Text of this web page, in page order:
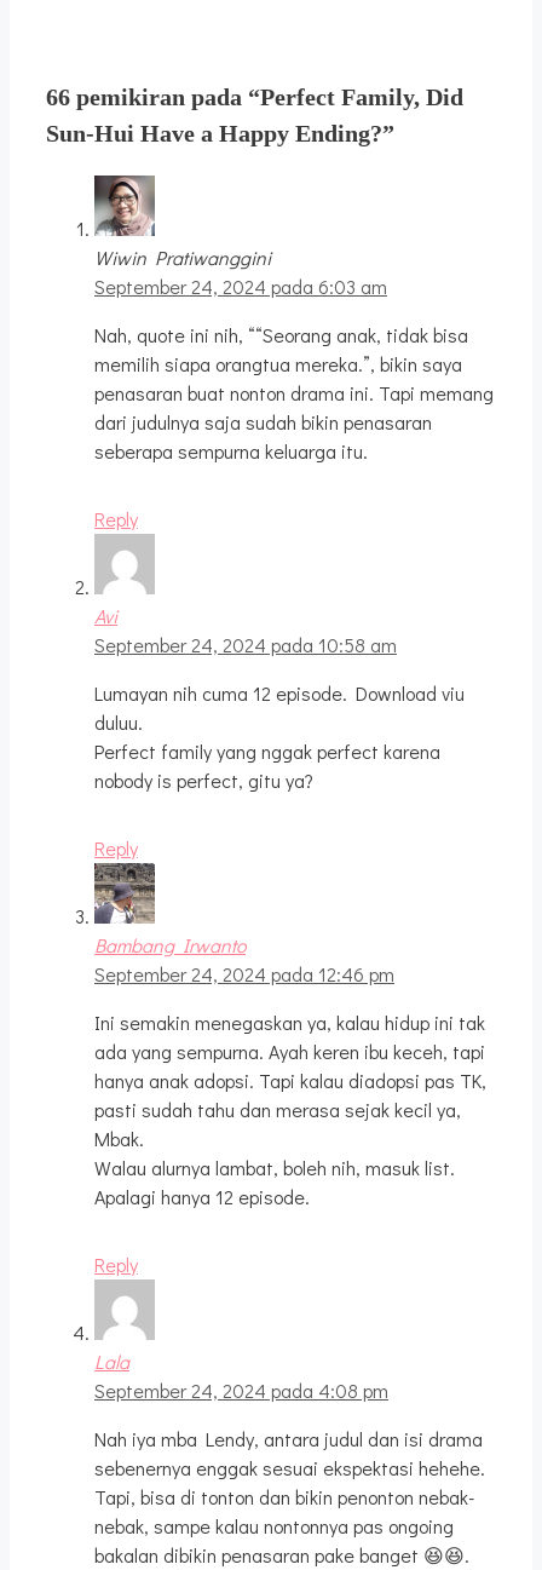
66 pemikiran pada “Perfect Family, Did
Sun-Hui Have a Happy Ending?”
Wiwin Pratiwanggini
September 24, 2024 pada 6:03 am
Nah, quote ini nih, ““Seorang anak, tidak bisa
memilih siapa orangtua mereka.”, bikin saya
penasaran buat nonton drama ini. Tapi memang
dari judulnya saja sudah bikin penasaran
seberapa sempurna keluarga itu.
Reply
Avi
September 24, 2024 pada 10:58 am
Lumayan nih cuma 12 episode. Download viu
duluu.
Perfect family yang nggak perfect karena
nobody is perfect, gitu ya?
Reply
Bambang Irwanto
September 24, 2024 pada 12:46 pm
Ini semakin menegaskan ya, kalau hidup ini tak
ada yang sempurna. Ayah keren ibu keceh, tapi
hanya anak adopsi. Tapi kalau diadopsi pas TK,
pasti sudah tahu dan merasa sejak kecil ya,
Mbak.
Walau alurnya lambat, boleh nih, masuk list.
Apalagi hanya 12 episode.
Reply
Lala
September 24, 2024 pada 4:08 pm
Nah iya mba Lendy, antara judul dan isi drama
sebenernya enggak sesuai ekspektasi hehehe.
Tapi, bisa di tonton dan bikin penonton nebak-
nebak, sampe kalau nontonnya pas ongoing
bakalan dibikin penasaran pake banget 😆😆.